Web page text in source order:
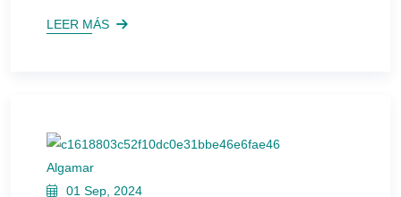
LEER MÁS
Algamar
01 Sep, 2024